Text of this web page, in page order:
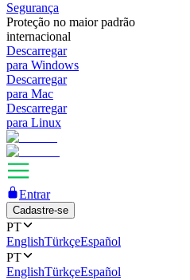
Segurança
Proteção no maior padrão
internacional
Descarregar
para Windows
Descarregar
para Mac
Descarregar
para Linux
Entrar
Cadastre-se
PT
EnglishTürkçeEspañol
PT
EnglishTürkçeEspañol